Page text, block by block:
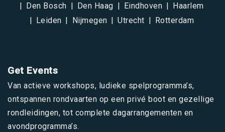
Den Bosch
Den Haag Eindhoven
Haarlem
Leiden
Nijmegen Utrecht Rotterdam
Get Events
Van actieve workshops, ludieke spelprogramma’s,
ontspannen rondvaarten op een privé boot en gezellige
rondleidingen, tot complete dagarrangementen en
avondprogramma’s.